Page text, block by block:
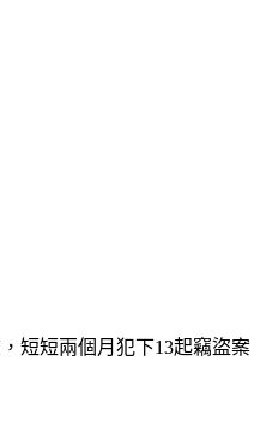
短短兩個月犯下13起竊盜案